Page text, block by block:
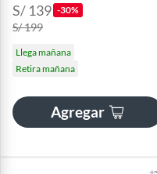
S/ 139 -30%
S/ 199
Llega mañana
Retira mañana
Agregar